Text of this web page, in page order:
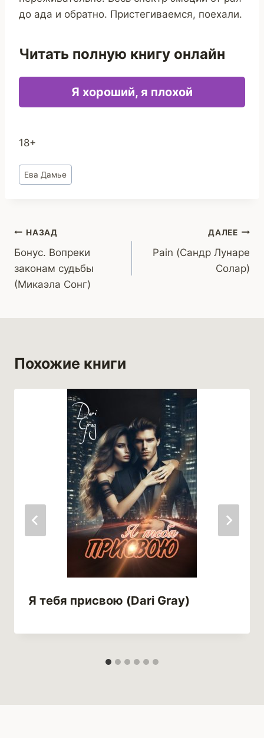
до ада и обратно. Пристегиваемся, поехали.
Читать полную книгу онлайн
Я хороший, я плохой
18+
Метки
записи:
Ева Дамье
Навигация
по
записям
НАЗАД
Бонус. Вопреки
законам судьбы
(Микаэла Сонг)
ДАЛЕЕ
Pain (Сандр Лунаре
Солар)
Похожие книги
Я тебя присвою (Dari Gray)